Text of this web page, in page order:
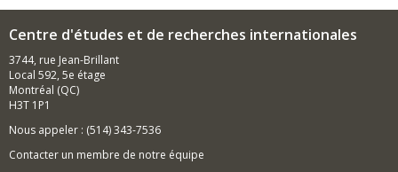
Centre d'études et de recherches internationales
3744, rue Jean-Brillant
Local 592, 5e étage
Montréal (QC)
H3T 1P1
Nous appeler : (514) 343-7536
Contacter un membre de notre équipe